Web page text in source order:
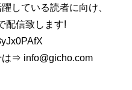
している読者に向け、
配信致します!
は⇒ info@gicho.com